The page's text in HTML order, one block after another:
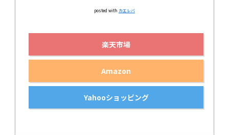
posted with カエレバ
楽天市場
Amazon
Yahooショッピング